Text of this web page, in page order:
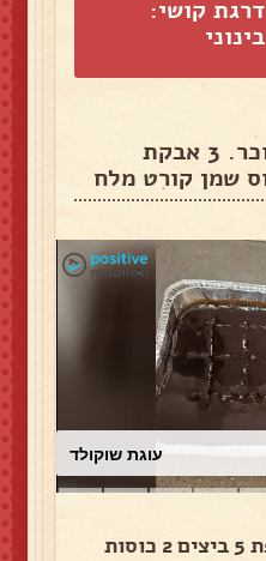
דרגת קושי:
בינוני
5 ביצים. 2 כוסות סוכר. 3 אבקת
עוגת שוקולד
מתכון לגלט או ריפת 5 ביצים 2 כוסות